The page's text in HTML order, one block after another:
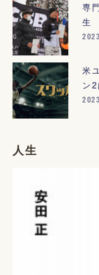
専
生
米
ン2
人生